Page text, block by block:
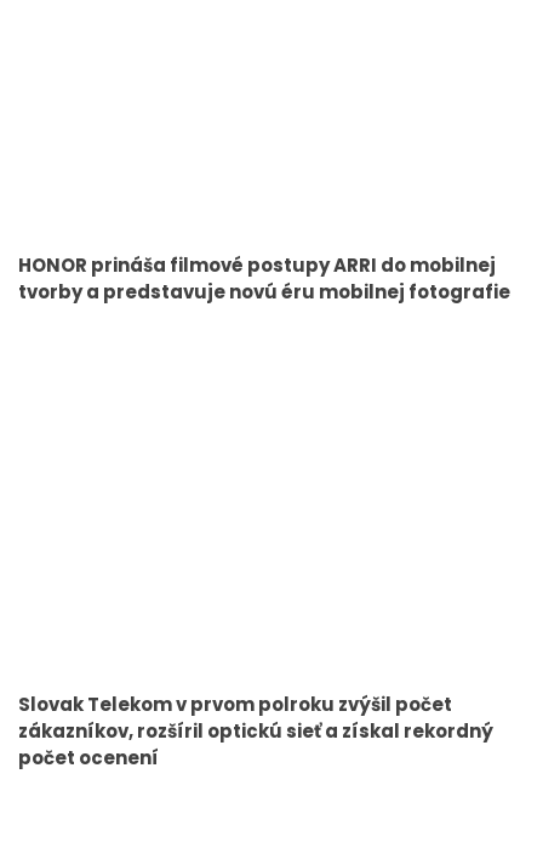
HONOR prináša filmové postupy ARRI do mobilnej
tvorby a predstavuje novú éru mobilnej fotografie
Slovak Telekom v prvom polroku zvýšil počet
zákazníkov, rozšíril optickú sieť a získal rekordný
počet ocenení